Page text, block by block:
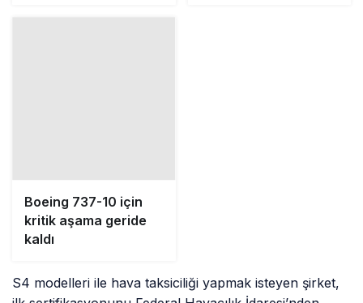
Boeing 737-10 için
kritik aşama geride
kaldı
S4 modelleri ile hava taksiciliği yapmak isteyen şirket,